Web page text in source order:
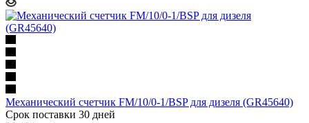
Механический счетчик FM/10/0-1/BSP для дизеля (GR45640)
Срок поставки 30 дней